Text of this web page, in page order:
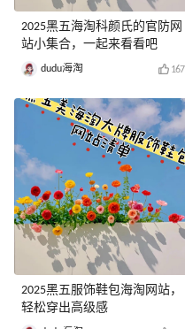
2025黑五海淘科颜氏的官防网
站小集合，一起来看看吧
dudu海淘 167
2025黑五服饰鞋包海淘网站，
轻松穿出高级感